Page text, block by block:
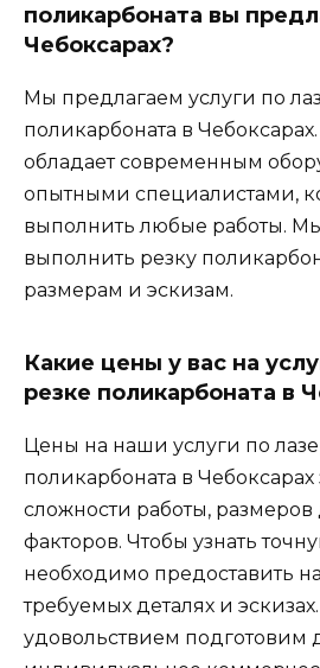
поликарбоната вы
Чебоксарах?
Мы предлагаем услуги по
поликарбоната в
обладает современным
опытными специалистами,
выполнить любые работы.
выполнить резку
размерам и эскизам.
Какие цены у вас на
резке поликарбоната в
Цены на наши услуги по
поликарбоната в Чебоксарах
сложности работы,
факторов. Чтобы узнать
необходимо предоставить
требуемых деталях и
удовольствием подготовим